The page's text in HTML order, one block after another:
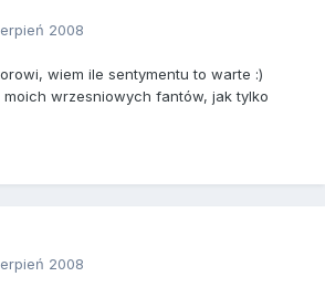
2008
wiem ile sentymentu to warte :)
wrzesniowych fantów, jak tylko
2008